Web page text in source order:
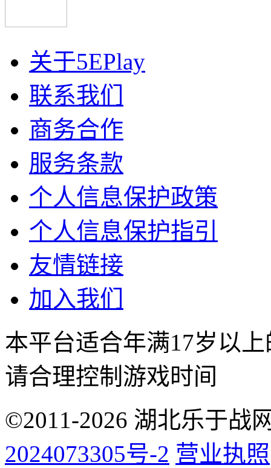
关于5EPlay
联系我们
商务合作
服务条款
个人信息保护政策
个人信息保护指引
友情链接
加入我们
本平台适合年满17岁以
请合理控制游戏时间
©2011-2026 湖北乐于战
2024073305号-2 营业执照